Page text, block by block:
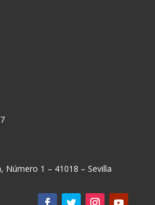
Número 1 – 41018 – Sevilla